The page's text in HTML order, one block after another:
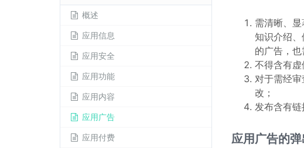
概述
应用信息
应用安全
应用功能
应用内容
应用广告
应用付费
需清晰、
知识介绍
的广告，也
不得含有虚
对于需经
改；
发布含有
应用广告的